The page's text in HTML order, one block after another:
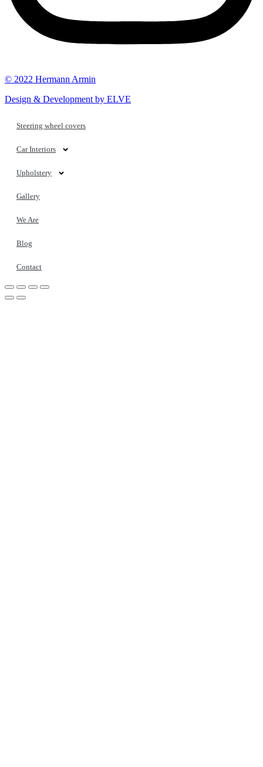
© 2022 Hermann Armin
Design & Development by ELVE
Steering wheel covers
Car Interiors
Upholstery
Gallery
We Are
Blog
Contact